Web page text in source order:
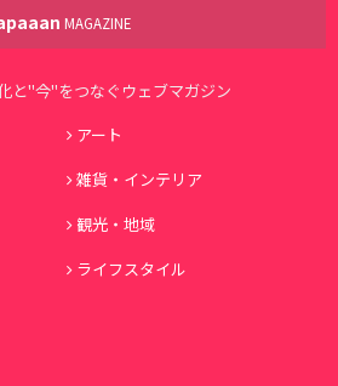
MAGAZINE
と"今"をつなぐウェブマガジン
アート
雑貨・インテリア
観光・地域
ライフスタイル